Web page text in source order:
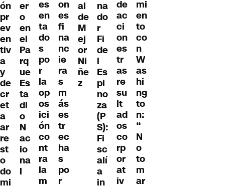
ón
pr
ev
en
tiv
a
y
de
cr
et
a
ar
re
st
o
do
mi
er
o
en
el
Pa
rq
ue
Es
ta
di
o
N
ac
io
na
l
es
en
ta
do
s
po
r
la
op
os
ici
ón
co
nt
ra
la
m
on
es
fi
na
nc
ie
ra
s
m
ás
es
tr
ec
ha
s
po
r
al
de
M
ej
or
Ni
ñe
z
na
do
r
Fi
de
l
Es
pi
no
za
(P
S):
Fi
sc
alí
a
in
de
ac
ci
on
es
tr
as
re
su
lt
ad
os
co
rp
or
at
iv
mi
en
to
co
n
W
as
hi
ng
to
n:
“
N
o
to
m
ar